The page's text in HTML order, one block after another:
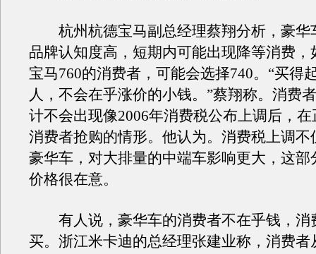
杭州杭德宝马副总经理蔡翔分析，豪华
品牌认知度高，短期内可能出现降等消费，
宝马760的消费者，可能会选择740。“买得
人，不会在乎涨价的小钱。”蔡翔称。消费
计不会出现像2006年消费税公布上调后，
消费者抢购的情形。他认为。消费税上调不
豪华车，对大排量的中端车影响更大，这部
价格很在意。
有人说，豪华车的消费者不在乎钱，消
买。浙江米卡迪的总经理张建业称，消费者